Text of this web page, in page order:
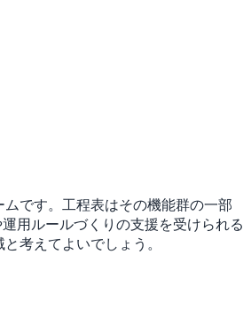
です。工程表はその機能群の一部
用ルールづくりの支援を受けられる
考えてよいでしょう。